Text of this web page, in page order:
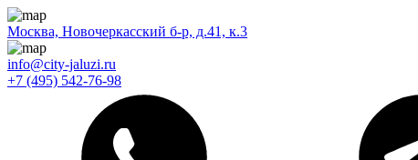
Москва, Новочеркасский б-р, д.41, к.3
info@city-jaluzi.ru
+7 (495) 542-76-98